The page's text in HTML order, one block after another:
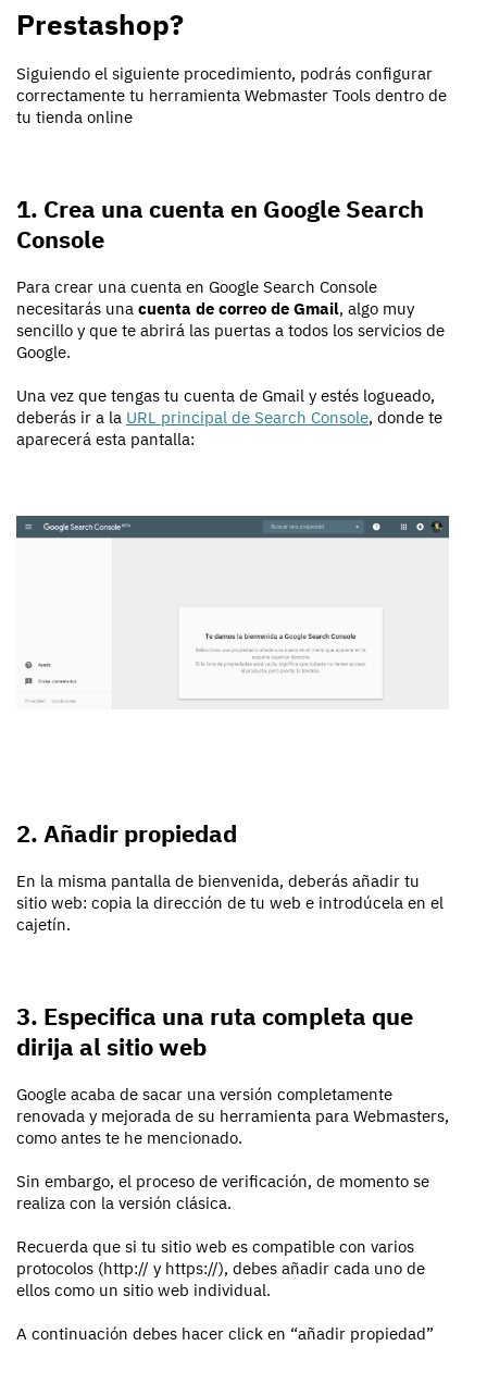
Prestashop?
Siguiendo el siguiente procedimiento, podrás configurar
correctamente tu herramienta Webmaster Tools dentro de
tu tienda online
1. Crea una cuenta en Google Search
Console
Para crear una cuenta en Google Search Console
necesitarás una cuenta de correo de Gmail, algo muy
sencillo y que te abrirá las puertas a todos los servicios de
Google.
Una vez que tengas tu cuenta de Gmail y estés logueado,
deberás ir a la URL principal de Search Console, donde te
aparecerá esta pantalla:
2. Añadir propiedad
En la misma pantalla de bienvenida, deberás añadir tu
sitio web: copia la dirección de tu web e introdúcela en el
cajetín.
3. Especifica una ruta completa que
dirija al sitio web
Google acaba de sacar una versión completamente
renovada y mejorada de su herramienta para Webmasters,
como antes te he mencionado.
Sin embargo, el proceso de verificación, de momento se
realiza con la versión clásica.
Recuerda que si tu sitio web es compatible con varios
protocolos (http:// y https://), debes añadir cada uno de
ellos como un sitio web individual.
A continuación debes hacer click en “añadir propiedad”